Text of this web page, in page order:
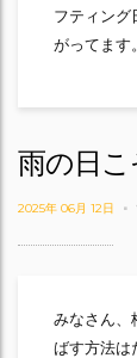
フティング
がってます
雨の日こ
2025年 06月 12日
みなさん、
ばす方法は